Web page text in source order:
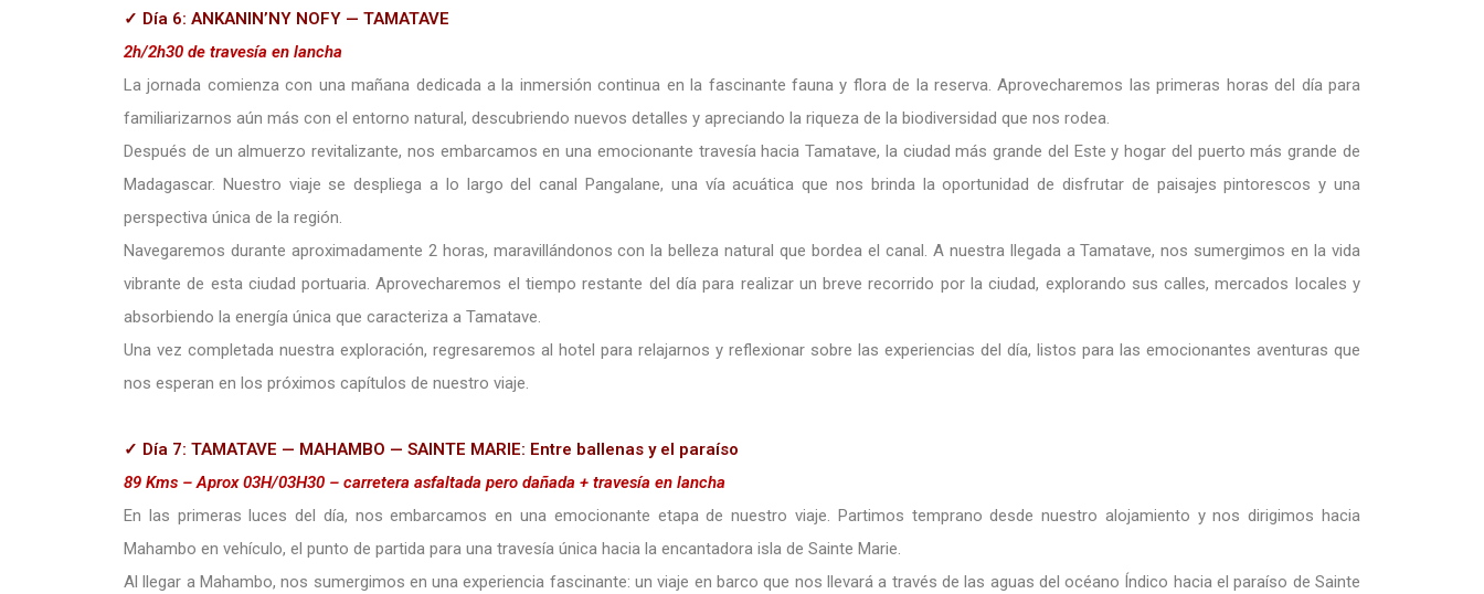
✓ Día 6: ANKANIN’NY NOFY — TAMATAVE
2h/2h30 de travesía en lancha
La jornada comienza con una mañana dedicada a la inmersión continua en la fascinante fauna y flora de la reserva. Aprovecharemos las primeras horas del día para
familiarizarnos aún más con el entorno natural, descubriendo nuevos detalles y apreciando la riqueza de la biodiversidad que nos rodea.
Después de un almuerzo revitalizante, nos embarcamos en una emocionante travesía hacia Tamatave, la ciudad más grande del Este y hogar del puerto más grande de
Madagascar. Nuestro viaje se despliega a lo largo del canal Pangalane, una vía acuática que nos brinda la oportunidad de disfrutar de paisajes pintorescos y una
perspectiva única de la región.
Navegaremos durante aproximadamente 2 horas, maravillándonos con la belleza natural que bordea el canal. A nuestra llegada a Tamatave, nos sumergimos en la vida
vibrante de esta ciudad portuaria. Aprovecharemos el tiempo restante del día para realizar un breve recorrido por la ciudad, explorando sus calles, mercados locales y
absorbiendo la energía única que caracteriza a Tamatave.
Una vez completada nuestra exploración, regresaremos al hotel para relajarnos y reflexionar sobre las experiencias del día, listos para las emocionantes aventuras que
nos esperan en los próximos capítulos de nuestro viaje.
✓ Día 7: TAMATAVE — MAHAMBO — SAINTE MARIE: Entre ballenas y el paraíso
89 Kms – Aprox 03H/03H30 – carretera asfaltada pero dañada + travesía en lancha
En las primeras luces del día, nos embarcamos en una emocionante etapa de nuestro viaje. Partimos temprano desde nuestro alojamiento y nos dirigimos hacia
Mahambo en vehículo, el punto de partida para una travesía única hacia la encantadora isla de Sainte Marie.
Al llegar a Mahambo, nos sumergimos en una experiencia fascinante: un viaje en barco que nos llevará a través de las aguas del océano Índico hacia el paraíso de Sainte